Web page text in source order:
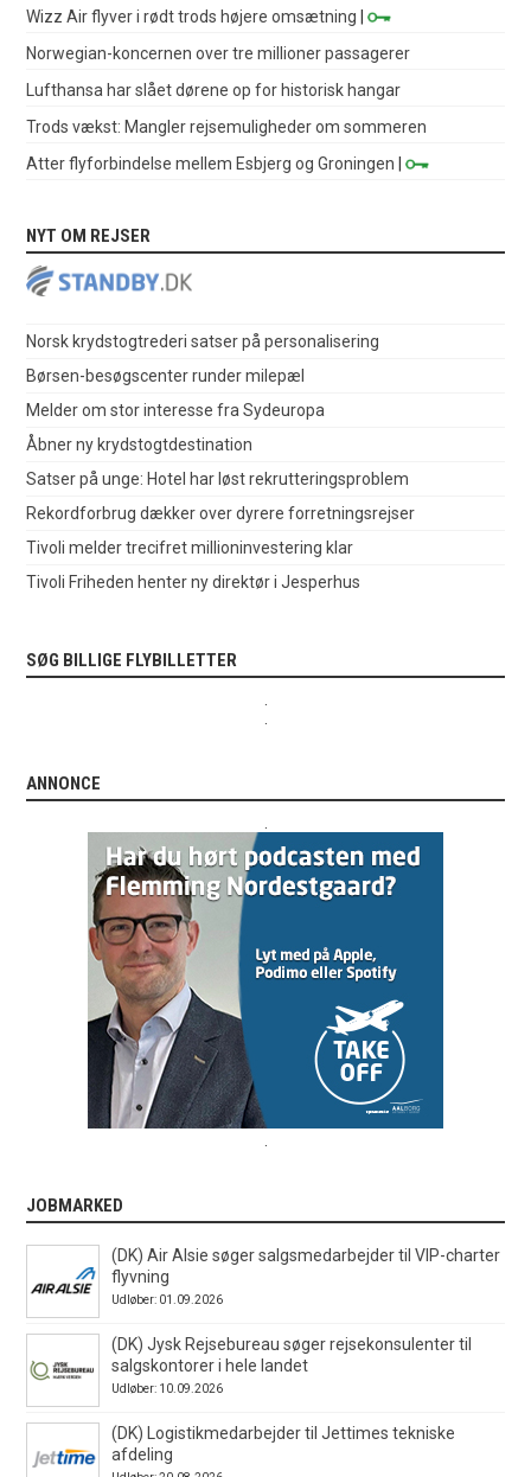
Wizz Air flyver i rødt trods højere omsætning |
Norwegian-koncernen over tre millioner passagerer
Lufthansa har slået dørene op for historisk hangar
Trods vækst: Mangler rejsemuligheder om sommeren
Atter flyforbindelse mellem Esbjerg og Groningen |
NYT OM REJSER
Norsk krydstogtrederi satser på personalisering
Børsen-besøgscenter runder milepæl
Melder om stor interesse fra Sydeuropa
Åbner ny krydstogtdestination
Satser på unge: Hotel har løst rekrutteringsproblem
Rekordforbrug dækker over dyrere forretningsrejser
Tivoli melder trecifret millioninvestering klar
Tivoli Friheden henter ny direktør i Jesperhus
SØG BILLIGE FLYBILLETTER
ANNONCE
JOBMARKED
(DK) Air Alsie søger salgsmedarbejder til VIP-charter
flyvning
Udløber: 01.09.2026
(DK) Jysk Rejsebureau søger rejsekonsulenter til
salgskontorer i hele landet
Udløber: 10.09.2026
(DK) Logistikmedarbejder til Jettimes tekniske
afdeling